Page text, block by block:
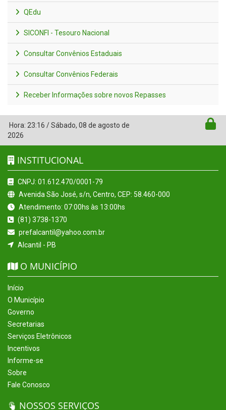
QEdu
SICONFI - Tesouro Nacional
Consultar Convênios Estaduais
Consultar Convênios Federais
Receber Informações sobre novos Repasses
Hora: 23:16 /Sábado, 08 de agosto de
2026
INSTITUCIONAL
CNPJ: 01.612.470/0001-79
Avenida São José, s/n, Centro, CEP: 58.460-000
Atendimento: 07:00hs às 13:00hs
(81) 3738-1370
prefalcantil@yahoo.com.br
Alcantil - PB
O MUNICÍPIO
Início
O Município
Governo
Secretarias
Serviços Eletrônicos
Incentivos
Informe-se
Sobre
Fale Conosco
NOSSOS SERVIÇOS